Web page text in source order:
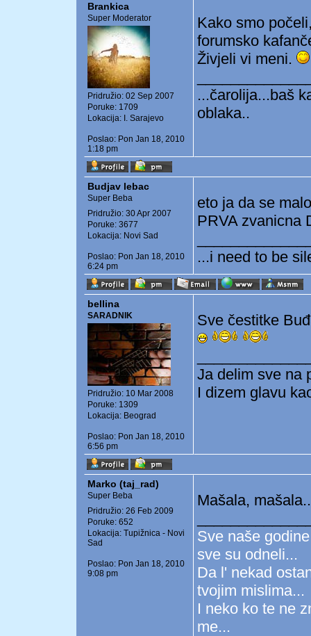
Brankica
Super Moderator
Pridružio: 02 Sep 2007
Poruke: 1709
Lokacija: I. Sarajevo
Poslao: Pon Jan 18, 2010
1:18 pm
Kako smo
forumsko
Živjeli vi meni.
...čarolija...baš
oblaka..
Budjav lebac
Super Beba
Pridružio: 30 Apr 2007
Poruke: 3677
Lokacija: Novi Sad
Poslao: Pon Jan 18, 2010
6:24 pm
eto ja da se
PRVA zvanicna
...i need to be
bellina
SARADNIK
Pridružio: 10 Mar 2008
Poruke: 1309
Lokacija: Beograd
Poslao: Pon Jan 18, 2010
6:56 pm
Sve čestitke
Ja delim sve na
I dizem glavu
Marko (taj_rad)
Super Beba
Pridružio: 26 Feb 2009
Poruke: 652
Lokacija: Tupižnica - Novi
Sad
Poslao: Pon Jan 18, 2010
9:08 pm
Mašala,
Sve naše
sve su odneli...
Da l' nekad
tvojim mislima...
I neko ko te ne
me...